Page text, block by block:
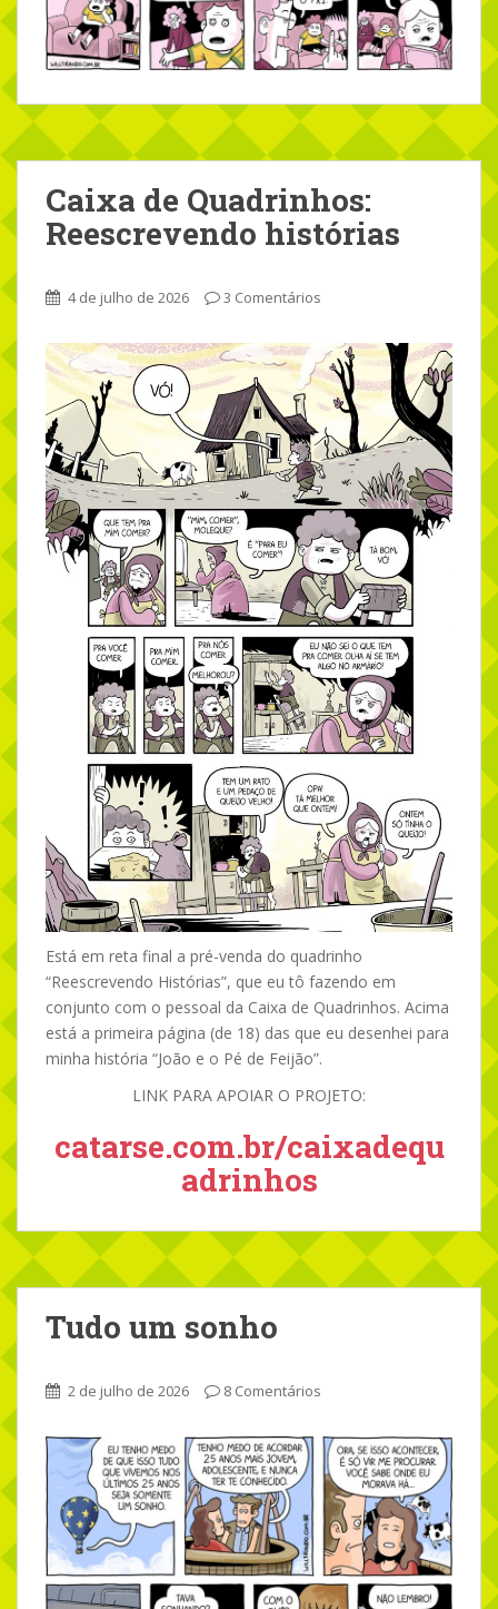
Caixa de Quadrinhos:
Reescrevendo histórias
4 de julho de 2026 3 Comentários
Está em reta final a pré-venda do quadrinho
“Reescrevendo Histórias”, que eu tô fazendo em
conjunto com o pessoal da Caixa de Quadrinhos. Acima
está a primeira página (de 18) das que eu desenhei para
minha história “João e o Pé de Feijão”.
LINK PARA APOIAR O PROJETO:
catarse.com.br/caixadequ
adrinhos
Tudo um sonho
2 de julho de 2026 8 Comentários